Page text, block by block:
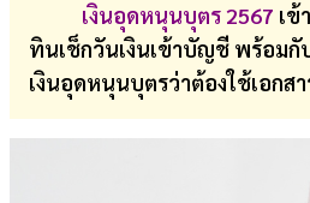
เงินอุดหนุนบุตร 2567 เข้
ทินเช็กวันเงินเข้าบัญชี พร้อมกั
เงินอุดหนุนบุตรว่าต้องใช้เอกสา
บอล
สด